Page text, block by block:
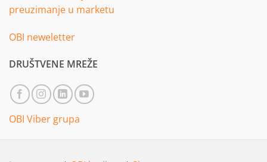
preuzimanje u marketu
OBI neweletter
DRUŠTVENE MREŽE
OBI Viber grupa